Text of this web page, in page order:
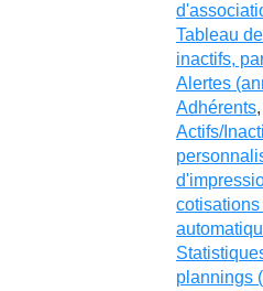
Tableau
inactifs,
Alertes
Adhérents,
Actifs/
plannings